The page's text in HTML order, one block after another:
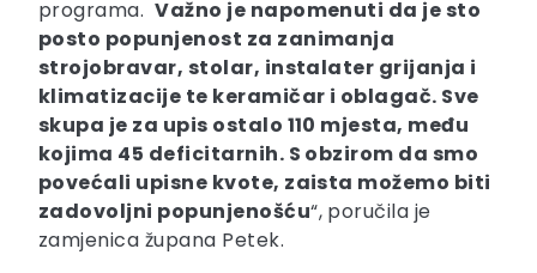
programa.Važno je napomenuti da je sto
posto popunjenost za zanimanja
strojobravar, stolar, instalater grijanja i
klimatizacije te keramičar i oblagač. Sve
skupa je za upis ostalo 110 mjesta, među
kojima 45 deficitarnih. S obzirom da smo
povećali upisne kvote, zaista možemo biti
zadovoljni popunjenošću“, poručila je
zamjenica župana Petek.